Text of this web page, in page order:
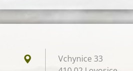
Vchynice 33